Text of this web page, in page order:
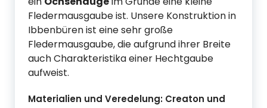
Fledermausgaube ist. Unsere Konstruktion in
Ibbenbüren ist eine sehr große
Fledermausgaube, die aufgrund ihrer Breite
auch Charakteristika einer Hechtgaube
aufweist.
Materialien und Veredelung: Creaton und